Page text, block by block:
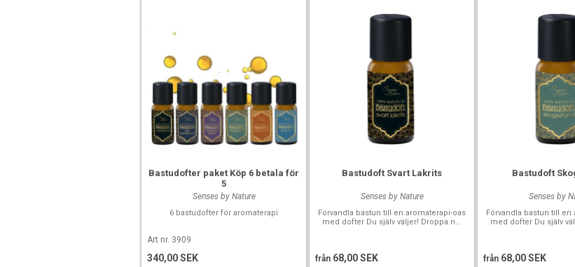
Bastudofter paket Köp 6 betala för
5
Senses by Nature
6 bastudofter för aromaterapi
Art nr. 3909
340,00 SEK
Bastudoft Svart Lakrits
Senses by Nature
Förvandla bastun till en aromaterapi-oas
med dofter Du själv väljer! Droppa n...
från 68,00 SEK
Bastudoft
Senses by
Förvandla bastun till en
med dofter Du själv
från 68,00 SEK